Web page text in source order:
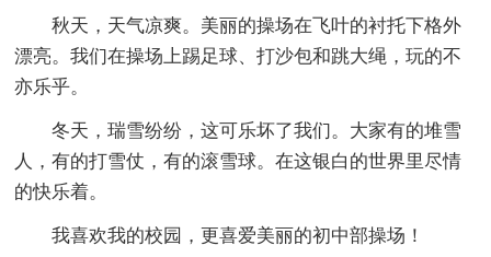
秋天，天气凉爽。美丽的操场在飞叶的衬托下格外
漂亮。我们在操场上踢足球、打沙包和跳大绳，玩的不
亦乐乎。
冬天，瑞雪纷纷，这可乐坏了我们。大家有的堆雪
人，有的打雪仗，有的滚雪球。在这银白的世界里尽情
的快乐着。
我喜欢我的校园，更喜爱美丽的初中部操场！